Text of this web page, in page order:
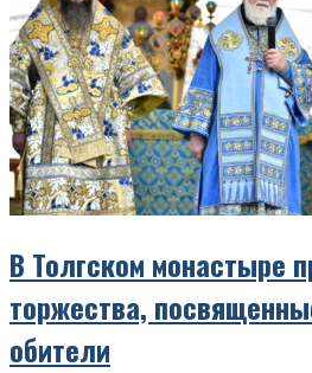
В Толгском монастыре
торжества,
обители